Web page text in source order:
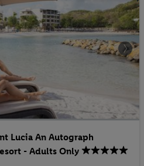
Lucia An Autograph
- Adults Only